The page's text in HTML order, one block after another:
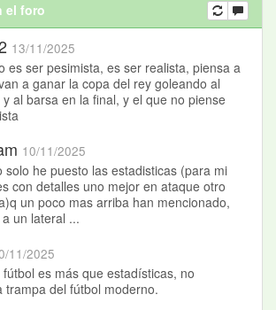
el foro
13/11/2025
es ser pesimista, es ser realista, piensa a
a ganar la copa del rey goleando al
al barsa en la final, y el que no piense
10/11/2025
solo he puesto las estadisticas (para mi
con detalles uno mejor en ataque otro
un poco mas arriba han mencionado,
un lateral ...
11/2025
fútbol es más que estadísticas, no
trampa del fútbol moderno.